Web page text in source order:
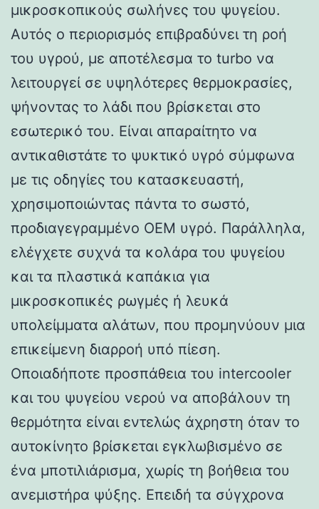
μικροσκοπικούς σωλήνες του ψυγείου.
Αυτός ο περιορισμός επιβραδύνει τη ροή
του υγρού, με αποτέλεσμα το turbo να
λειτουργεί σε υψηλότερες θερμοκρασίες,
ψήνοντας το λάδι που βρίσκεται στο
εσωτερικό του. Είναι απαραίτητο να
αντικαθιστάτε το ψυκτικό υγρό σύμφωνα
με τις οδηγίες του κατασκευαστή,
χρησιμοποιώντας πάντα το σωστό,
προδιαγεγραμμένο OEM υγρό. Παράλληλα,
ελέγχετε συχνά τα κολάρα του ψυγείου
και τα πλαστικά καπάκια για
μικροσκοπικές ρωγμές ή λευκά
υπολείμματα αλάτων, που προμηνύουν μια
επικείμενη διαρροή υπό πίεση.
Οποιαδήποτε προσπάθεια του intercooler
και του ψυγείου νερού να αποβάλουν τη
θερμότητα είναι εντελώς άχρηστη όταν το
αυτοκίνητο βρίσκεται εγκλωβισμένο σε
ένα μποτιλιάρισμα, χωρίς τη βοήθεια του
ανεμιστήρα ψύξης. Επειδή τα σύγχρονα